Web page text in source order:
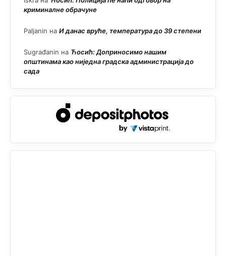
криминалне обрачуне
Paljanin на И данас вруће, температура до 39 степени
Sugrađanin на Ћосић: Доприносимо нашим
општинама као ниједна градска администрација до
сада